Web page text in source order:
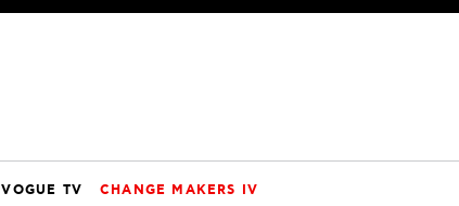
VOGUE TV CHANGE MAKERS IV